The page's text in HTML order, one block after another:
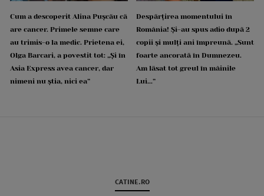
Cum a descoperit Alina Pușcău că
are cancer. Primele semne care
au trimis-o la medic. Prietena ei,
Olga Barcari, a povestit tot: „Și în
Asia Express avea cancer, dar
nimeni nu știa, nici ea”
Despărțirea momentului în
România! Și-au spus adio după 2
copii și mulți ani împreună. „Sunt
foarte ancorată în Dumnezeu.
Am lăsat tot greul în mâinile
Lui...”
CATINE.RO